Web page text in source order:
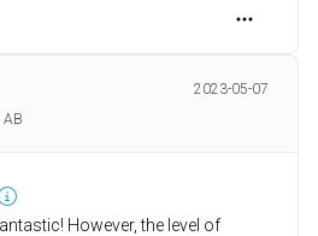
2023-05-07
AB
However, the level of